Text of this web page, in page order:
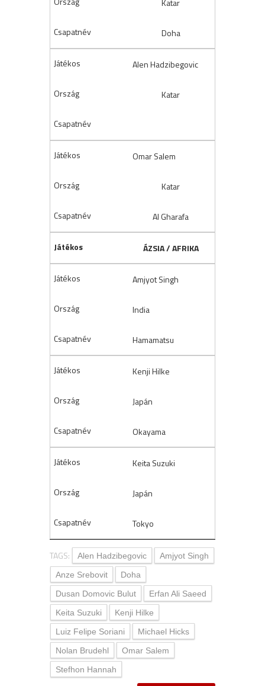
Katar
Doha
Alen Hadzibegovic
Katar
Omar Salem
Katar
Al Gharafa
ÁZSIA / AFRIKA
Amjyot Singh
India
Hamamatsu
Kenji Hilke
Japán
Okayama
Keita Suzuki
Japán
Tokyo
TAGS: Alen Hadzibegovic
Amjyot Singh
Anze Srebovit
Doha
Dusan Domovic Bulut
Erfan Ali Saeed
Keita Suzuki
Kenji Hilke
Luiz Felipe Soriani
Michael Hicks
Nolan Brudehl
Omar Salem
Stefhon Hannah